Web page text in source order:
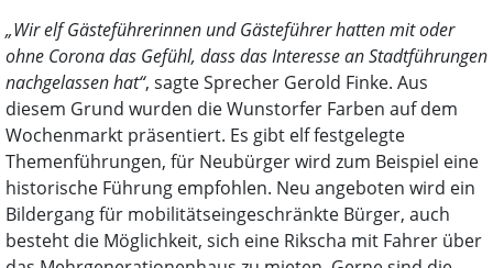
„Wir elf Gästeführerinnen und Gästeführer hatten mit oder
ohne Corona das Gefühl, dass das Interesse an Stadtführungen
nachgelassen hat“, sagte Sprecher Gerold Finke. Aus
diesem Grund wurden die Wunstorfer Farben auf dem
Wochenmarkt präsentiert. Es gibt elf festgelegte
Themenführungen, für Neubürger wird zum Beispiel eine
historische Führung empfohlen. Neu angeboten wird ein
Bildergang für mobilitätseingeschränkte Bürger, auch
besteht die Möglichkeit, sich eine Rikscha mit Fahrer über